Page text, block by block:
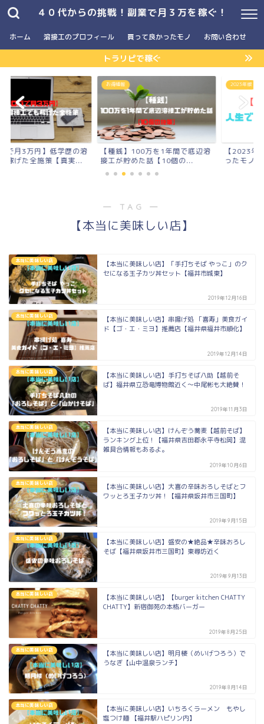
４０代からの挑戦！副業で月３万を稼ぐ！
ホーム 溶接工のプロフィール 買って良かったモノ お問い合わせ
トラリピで稼ぐ
円】低学歴の溶
全施策【真実...
お得情報
【種銭】100万を1年間で底辺溶
接工が貯めた話【10個の...
2023年版
【2023年版】人
ったモノまとめ
― TAG ―
【本当に美味しい店】
本当に美味しい店
【本当に美味しい店】「手打ちそば やっこ」のク
セになる玉子カツ丼セット【福井市城東】
2019年12月16日
本当に美味しい店
【本当に美味しい店】串揚げ処 「喜寿」美食ガイ
ド【ゴ・エ・ミヨ】推薦店【福井県福井市順化】
2019年12月14日
本当に美味しい店
【本当に美味しい店】手打ちそば八助【越前そ
ば】福井県立恐竜博物館近く〜中尾彬も大絶賛！
2019年11月3日
本当に美味しい店
【本当に美味しい店】けんぞう蕎麦【越前そば】
ランキング上位！【福井県吉田郡永平寺松岡】混
雑具合情報もあるよ。
2019年10月6日
本当に美味しい店
【本当に美味しい店】大喜の辛味おろしそばとフ
ワッとろ玉子カツ丼！【福井県坂井市三国町】
2019年9月15日
本当に美味しい店
【本当に美味しい店】盛安の★絶品★辛味おろし
そば【福井県坂井市三国町】東尋坊近く
2019年9月13日
本当に美味しい店
【本当に美味しい店】【burger kitchen CHATTY
CHATTY】新宿御苑の本格バーガー
2019年8月25日
本当に美味しい店
【本当に美味しい店】明月楼（めいげつろう）で
うなぎ【山中温泉ランチ】
2019年8月14日
本当に美味しい店
【本当に美味しい店】いちろくラーメン もやし
塩つけ麺 【福井駅ハピリン内】